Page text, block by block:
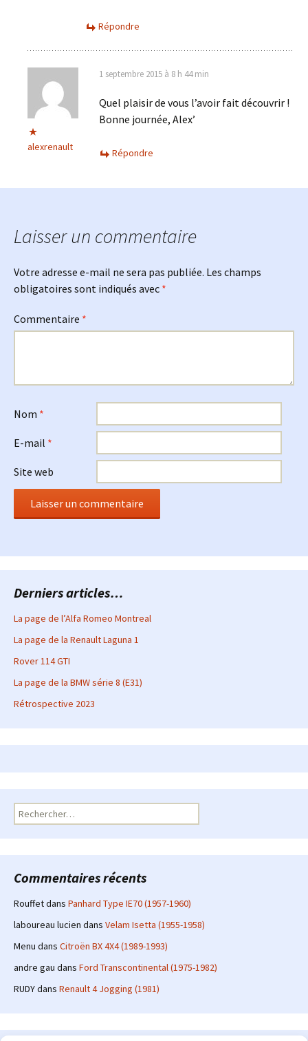
Répondre
alexrenault
1 septembre 2015 à 8 h 44 min
Quel plaisir de vous l’avoir fait découvrir !
Bonne journée, Alex’
Répondre
Laisser un commentaire
Votre adresse e-mail ne sera pas publiée. Les champs
obligatoires sont indiqués avec *
Commentaire *
Nom *
E-mail *
Site web
Derniers articles…
La page de l’Alfa Romeo Montreal
La page de la Renault Laguna 1
Rover 114 GTI
La page de la BMW série 8 (E31)
Rétrospective 2023
Rechercher :
Commentaires récents
Rouffetdans Panhard Type IE70 (1957-1960)
laboureau lucien dans Velam Isetta (1955-1958)
Menu dans Citroën BX 4X4 (1989-1993)
andre gau dans Ford Transcontinental (1975-1982)
RUDYdans Renault 4 Jogging (1981)